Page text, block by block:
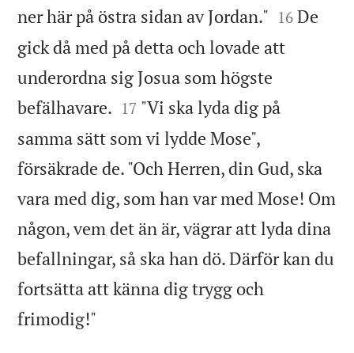
ner här på östra sidan av Jordan." 

16 De
gick då med på detta och lovade att
underordna sig Josua som högste
befälhavare. 

17 "Vi ska lyda dig på
samma sätt som vi lydde Mose",
försäkrade de. "Och Herren, din Gud, ska
vara med dig, som han var med Mose! Om
någon, vem det än är, vägrar att lyda dina
befallningar, så ska han dö. Därför kan du
fortsätta att känna dig trygg och
frimodig!"